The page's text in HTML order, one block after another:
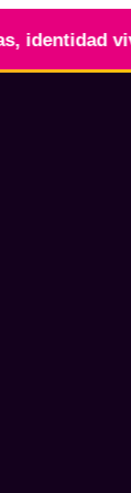
viva. •